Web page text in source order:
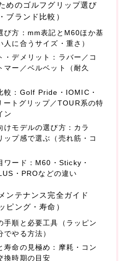
に基づく表記
めのゴルフグリップ選び
ブランド比較）
び方：mm表記とM60ほか基
人に合うサイズ・重さ）
・デメリット：ラバー／コ
マー／ベルベット（耐久
較：Golf Pride・IOMIC・
ートグリップ／TOUR系の特
ン
けモデルの選び方：カラ
ップ感で選ぶ（売れ筋・コ
ワード：M60・Sticky・
・PROなどの違い
ンテナンス完全ガイド
ピング・寿命）
手順と必要工具（ラッピン
でやる方法）
寿命の見極め：摩耗・コン
換時期の目安